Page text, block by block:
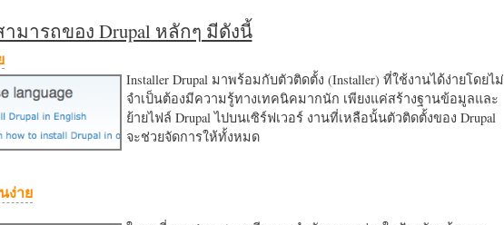
มารถของ Drupal หลักๆ มีดังนี้
Installer Drupal มาพร้อมกับตัวติดตั้ง (Installer) ที่ใช้งานได้ง่ายโดยไม่
จำเป็นต้องมีความรู้ทางเทคนิคมากนัก เพียงแค่สร้างฐานข้อมูลและ
ย้ายไฟล์ Drupal ไปบนเซิร์ฟเวอร์ งานที่เหลือนั้นตัวติดตั้งของ Drupal
จะช่วยจัดการให้ทั้งหมด
ง่าย